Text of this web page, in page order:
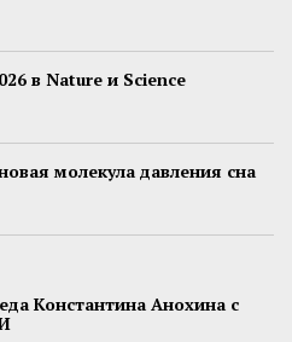
в Nature и Science
молекула давления сна
Константина Анохина с